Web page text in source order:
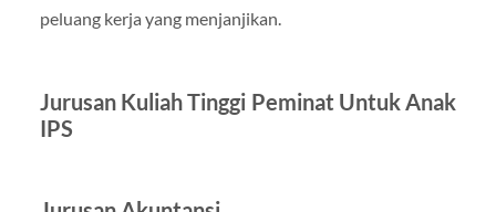
peluang kerja yang menjanjikan.
Jurusan Kuliah Tinggi Peminat Untuk Anak
IPS